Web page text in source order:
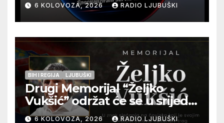
6 KOLOVOZA, 2026 RADIO LJUBUŠKI
BIH I REGIJA LJUBUŠKI
Drugi Memorijal “Željko
Vukšić” održat će se u srijedu
12. kolovoza u Otoku
6 KOLOVOZA, 2026 RADIO LJUBUŠKI